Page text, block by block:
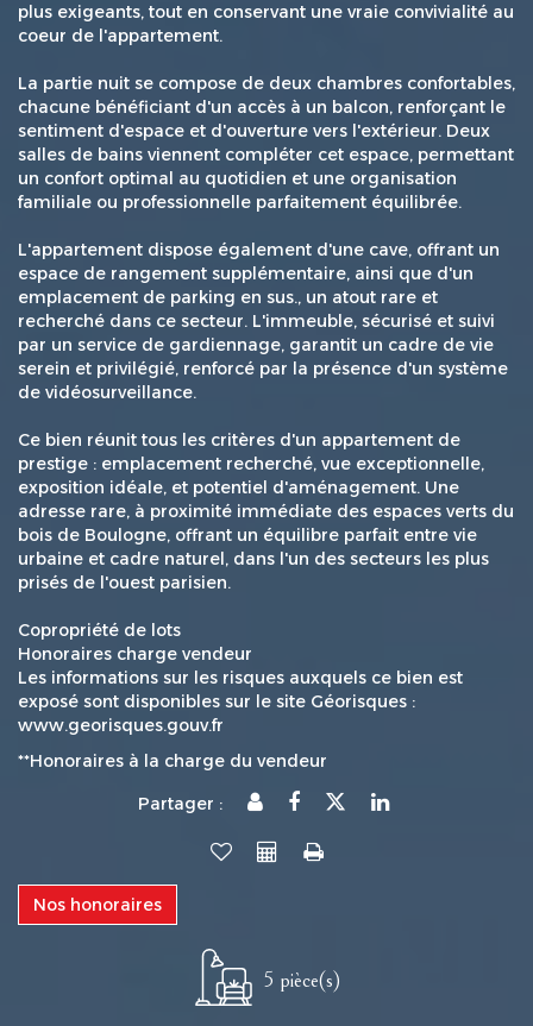
plus exigeants, tout en conservant une vraie convivialité au
coeur de l'appartement.
La partie nuit se compose de deux chambres confortables,
chacune bénéficiant d'un accès à un balcon, renforçant le
sentiment d'espace et d'ouverture vers l'extérieur. Deux
salles de bains viennent compléter cet espace, permettant
un confort optimal au quotidien et une organisation
familiale ou professionnelle parfaitement équilibrée.
L'appartement dispose également d'une cave, offrant un
espace de rangement supplémentaire, ainsi que d'un
emplacement de parking en sus., un atout rare et
recherché dans ce secteur. L'immeuble, sécurisé et suivi
par un service de gardiennage, garantit un cadre de vie
serein et privilégié, renforcé par la présence d'un système
de vidéosurveillance.
Ce bien réunit tous les critères d'un appartement de
prestige : emplacement recherché, vue exceptionnelle,
exposition idéale, et potentiel d'aménagement. Une
adresse rare, à proximité immédiate des espaces verts du
bois de Boulogne, offrant un équilibre parfait entre vie
urbaine et cadre naturel, dans l'un des secteurs les plus
prisés de l'ouest parisien.
Copropriété de lots
Honoraires charge vendeur
Les informations sur les risques auxquels ce bien est
exposé sont disponibles sur le site Géorisques :
www.georisques.gouv.fr
**Honoraires à la charge du vendeur
Partager :
Nos honoraires
5 pièce(s)